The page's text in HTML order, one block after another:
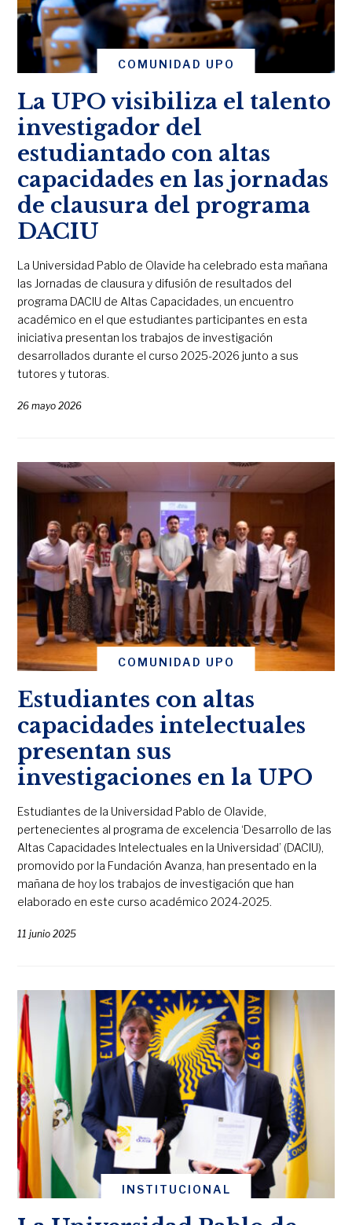
COMUNIDAD UPO
La UPO visibiliza el talento
investigador del
estudiantado con altas
capacidades en las jornadas
de clausura del programa
DACIU
La Universidad Pablo de Olavide ha celebrado esta mañana
las Jornadas de clausura y difusión de resultados del
programa DACIU de Altas Capacidades, un encuentro
académico en el que estudiantes participantes en esta
iniciativa presentan los trabajos de investigación
desarrollados durante el curso 2025-2026 junto a sus
tutores y tutoras.
26 mayo 2026
COMUNIDAD UPO
Estudiantes con altas
capacidades intelectuales
presentan sus
investigaciones en la UPO
Estudiantes de la Universidad Pablo de Olavide,
pertenecientes al programa de excelencia ‘Desarrollo de las
Altas Capacidades Intelectuales en la Universidad’ (DACIU),
promovido por la Fundación Avanza, han presentado en la
mañana de hoy los trabajos de investigación que han
elaborado en este curso académico 2024-2025.
11 junio 2025
INSTITUCIONAL